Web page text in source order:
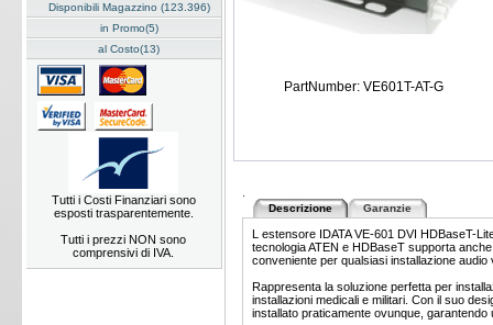
Disponibili Magazzino (123.396)
in Promo(5)
al Costo(13)
Tutti i Costi Finanziari sono
esposti trasparentemente.
Tutti i prezzi NON sono
comprensivi di IVA.
PartNumber: VE601T-AT-G
Descrizione Garanzie
L estensore IDATA VE-601 DVI HDBaseT-
tecnologia ATEN e HDBaseT supporta
conveniente per qualsiasi installazione audio
Rappresenta la soluzione perfetta per
installazioni medicali e militari. Con il suo
installato praticamente ovunque, garantendo